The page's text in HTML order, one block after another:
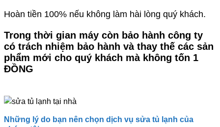
Hoàn tiền 100% nếu không làm hài lòng quý khách.
Trong thời gian máy còn bảo hành công ty
có trách nhiệm bảo hành và thay thế các sản
phẩm mới cho quý khách mà không tốn 1
ĐỒNG
Những lý do bạn nên chọn dịch vụ sửa tủ lạnh của